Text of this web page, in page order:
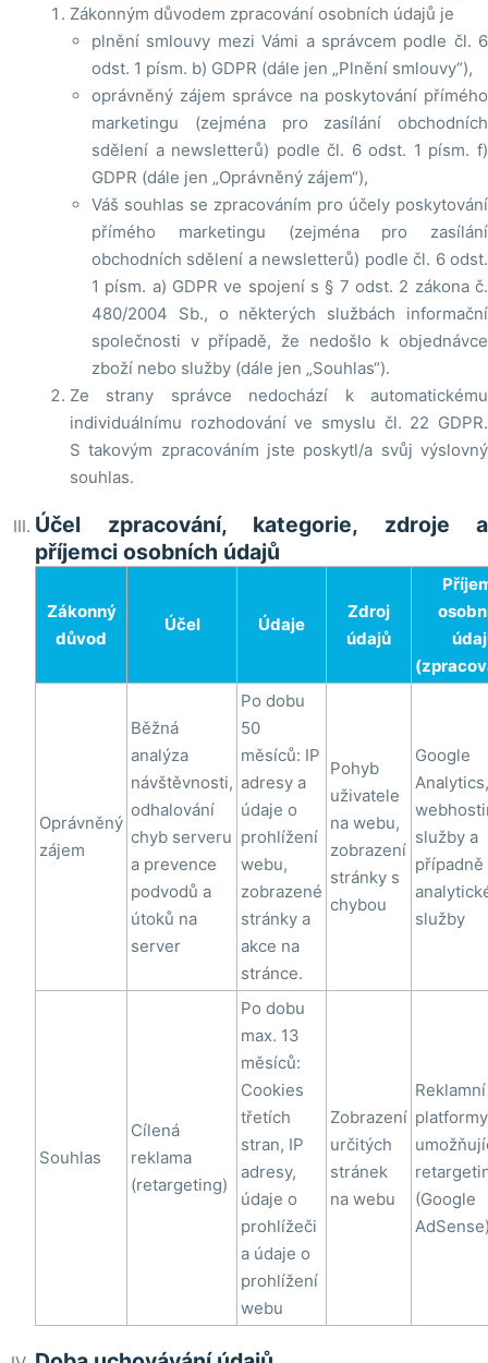
Zákonným důvodem zpracování osobních údajů je
plnění smlouvy mezi Vámi a správcem podle čl. 6
odst. 1 písm. b) GDPR (dále jen „Plnění smlouvy“),
oprávněný zájem správce na poskytování přímého
marketingu (zejména pro zasílání obchodních
sdělení a newsletterů) podle čl. 6 odst. 1 písm. f)
GDPR (dále jen „Oprávněný zájem“),
Váš souhlas se zpracováním pro účely poskytování
přímého marketingu (zejména pro zasílání
obchodních sdělení a newsletterů) podle čl. 6 odst.
1 písm. a) GDPR ve spojení s § 7 odst. 2 zákona č.
480/2004 Sb., o některých službách informační
společnosti v případě, že nedošlo k objednávce
zboží nebo služby (dále jen „Souhlas“).
Ze strany správce nedochází k automatickému
individuálnímu rozhodování ve smyslu čl. 22 GDPR.
S takovým zpracováním jste poskytl/a svůj výslovný
souhlas.
Účel zpracování, kategorie, zdroje a
příjemci osobních údajů
Zákonný
důvod
Účel Údaje
Zdroj
údajů
Oprávněný
zájem
Běžná
analýza
návštěvnosti,
odhalování
chyb serveru
a prevence
podvodů a
útoků na
server
Po dobu
50
měsíců: IP
adresy a
údaje o
prohlížení
webu,
zobrazené
stránky a
akce na
stránce.
Pohyb
uživatele
na webu,
zobrazení
stránky s
chybou
Google
Analytics,
služby a
případně
služby
Souhlas
Cílená
reklama
(retargeting)
Po dobu
max. 13
měsíců:
Cookies
třetích
stran, IP
adresy,
údaje o
prohlížeči
a údaje o
prohlížení
webu
Zobrazení
určitých
stránek
na webu
Reklamní
platformy
(Google